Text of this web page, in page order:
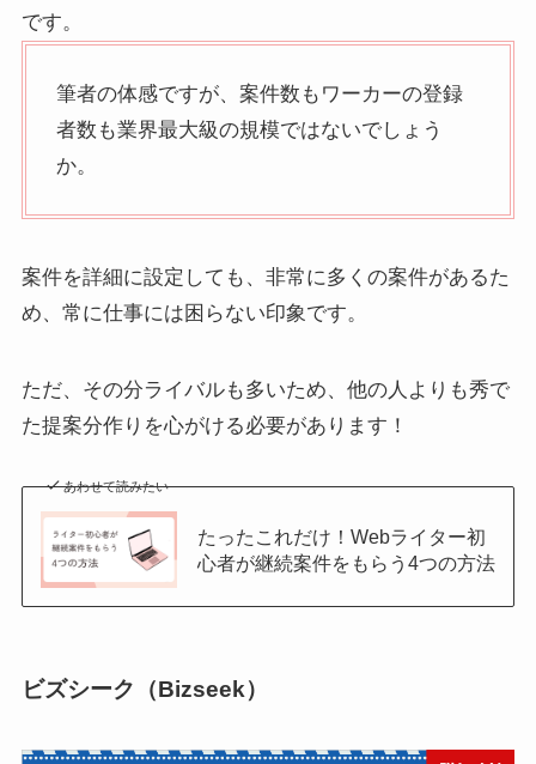
です。
筆者の体感ですが、案件数もワーカーの登録
者数も業界最大級の規模ではないでしょう
か。
案件を詳細に設定しても、非常に多くの案件があるた
め、常に仕事には困らない印象です。
ただ、その分ライバルも多いため、他の人よりも秀で
た提案分作りを心がける必要があります！
あわせて読みたい
たったこれだけ！Webライター初
心者が継続案件をもらう4つの方法
ビズシーク（Bizseek）